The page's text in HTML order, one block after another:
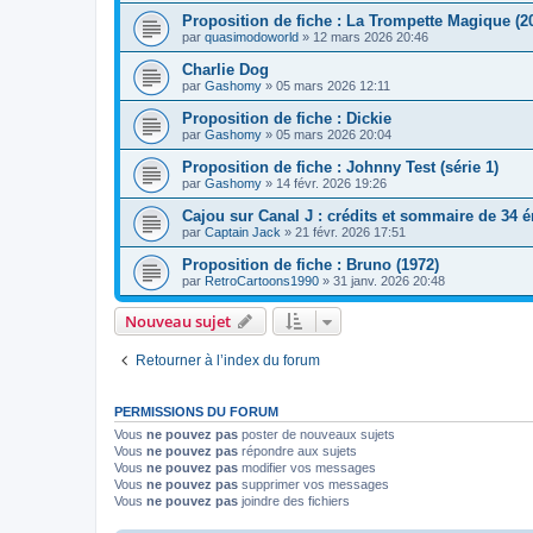
Proposition de fiche : La Trompette Magique
par quasimodoworld » 12 mars 2026 20:46
Charlie Dog
par Gashomy » 05 mars 2026 12:11
Proposition de fiche : Dickie
par Gashomy » 05 mars 2026 20:04
Proposition de fiche : Johnny Test (série 1)
par Gashomy » 14 févr. 2026 19:26
Cajou sur Canal J : crédits et sommaire de 34
par Captain Jack » 21 févr. 2026 17:51
Proposition de fiche : Bruno (1972)
par RetroCartoons1990 » 31 janv. 2026 20:48
Nouveau sujet
Retourner à l’index du forum
PERMISSIONS DU FORUM
Vous ne pouvez pas poster de nouveaux sujets
Vous ne pouvez pas répondre aux sujets
Vous ne pouvez pas modifier vos messages
Vous ne pouvez pas supprimer vos messages
Vous ne pouvez pas joindre des fichiers